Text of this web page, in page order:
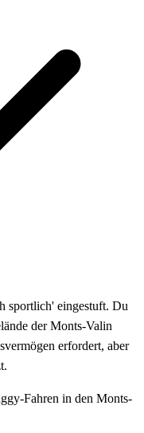
sportlich' eingestuft. Du
der Monts-Valin
erfordert, aber
Fahren in den Monts-